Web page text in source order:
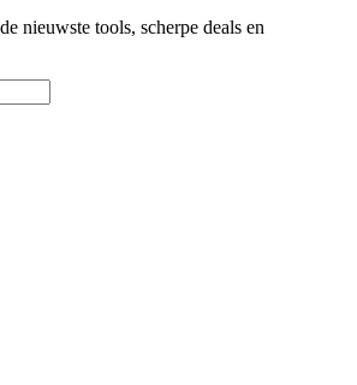
nieuwste tools, scherpe deals en